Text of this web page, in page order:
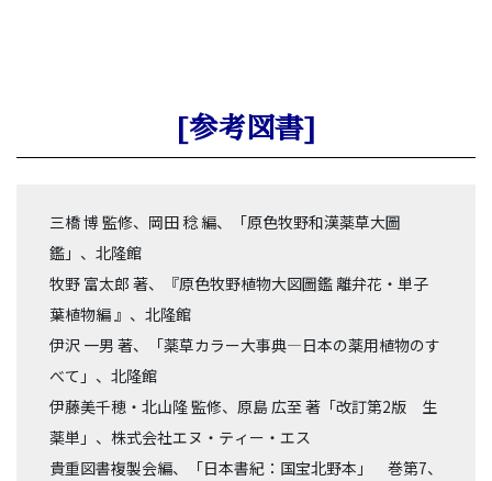
[参考図書]
三橋 博 監修、岡田 稔 編、「原色牧野和漢薬草大圖
鑑」、北隆館
牧野 富太郎 著、『原色牧野植物大図圖鑑 離弁花・単子
葉植物編 』、北隆館
伊沢 一男 著、「薬草カラー大事典―日本の薬用植物のす
べて」、北隆館
伊藤美千穂・北山隆 監修、原島 広至 著「改訂第2版 生
薬単」、株式会社エヌ・ティー・エス
貴重図書複製会編、「日本書紀：国宝北野本」 巻第7、